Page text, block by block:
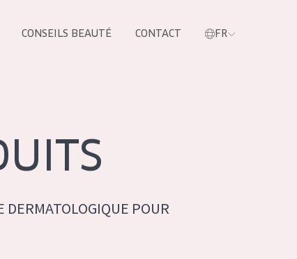
CONSEILS BEAUTÉ CONTACT FR
DERMATOLOGIQUE POUR